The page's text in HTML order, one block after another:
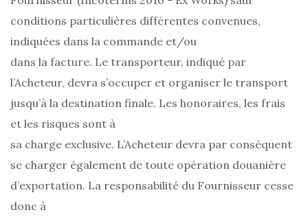
conditions particulières différentes convenues,
indiquées dans la commande et/ou
dans la facture. Le transporteur, indiqué par
l’Acheteur, devra s’occuper et organiser le transport
jusqu’à la destination finale. Les honoraires, les frais
et les risques sont à
sa charge exclusive. L’Acheteur devra par conséquent
se charger également de toute opération douanière
d’exportation. La responsabilité du Fournisseur cesse
donc à